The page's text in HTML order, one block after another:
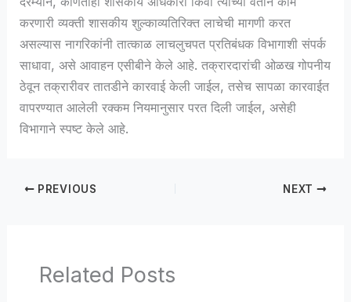
करणारी व्यक्ती शासकीय शुल्काव्यतिरिक्त लाचेची मागणी करत
असल्यास नागरिकांनी तात्काळ लाचलुचपत प्रतिबंधक विभागाशी संपर्क
साधावा, असे आवाहन एसीबीने केले आहे. तक्रारदारांची ओळख गोपनीय
ठेवून तक्रारीवर तातडीने कारवाई केली जाईल, तसेच सापळा कारवाईत
वापरण्यात आलेली रक्कम नियमानुसार परत दिली जाईल, असेही
विभागाने स्पष्ट केले आहे.
PREVIOUS NEXT
Related Posts